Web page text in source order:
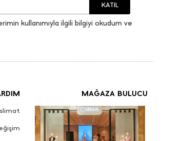
KATIL
kullanımıyla ilgili bilgiyi okudum ve
MAĞAZA BULUCU